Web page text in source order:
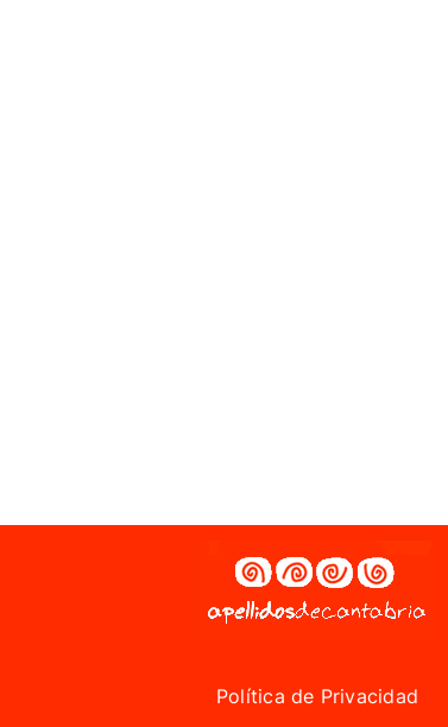
Política de Privacidad